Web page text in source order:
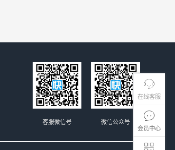
在线客服
会员中心
微信公众号
客服微信号